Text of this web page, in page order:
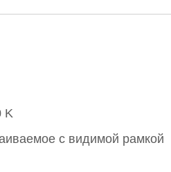
K
с видимой рамкой